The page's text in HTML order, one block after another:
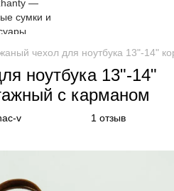
чехол для ноутбука 13"-14"
ноутбука 13"-14"
с карманом
v 1 отзыв